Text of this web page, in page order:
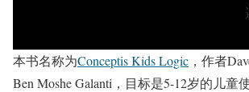
本书名称为Conceptis Kids Logic ，作者
Ben Moshe Galanti，目标是5-12岁的儿童